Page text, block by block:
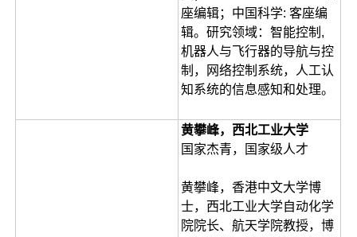
座编辑；中国科学: 客座编
辑。研究领域：智能控制,
机器人与飞行器的导航与控
制，网络控制系统，人工认
知系统的信息感知和处理。
黄攀峰，西北工业大学
国家杰青，国家级人才
黄攀峰，香港中文大学博
士，西北工业大学自动化学
院院长、航天学院教授，博